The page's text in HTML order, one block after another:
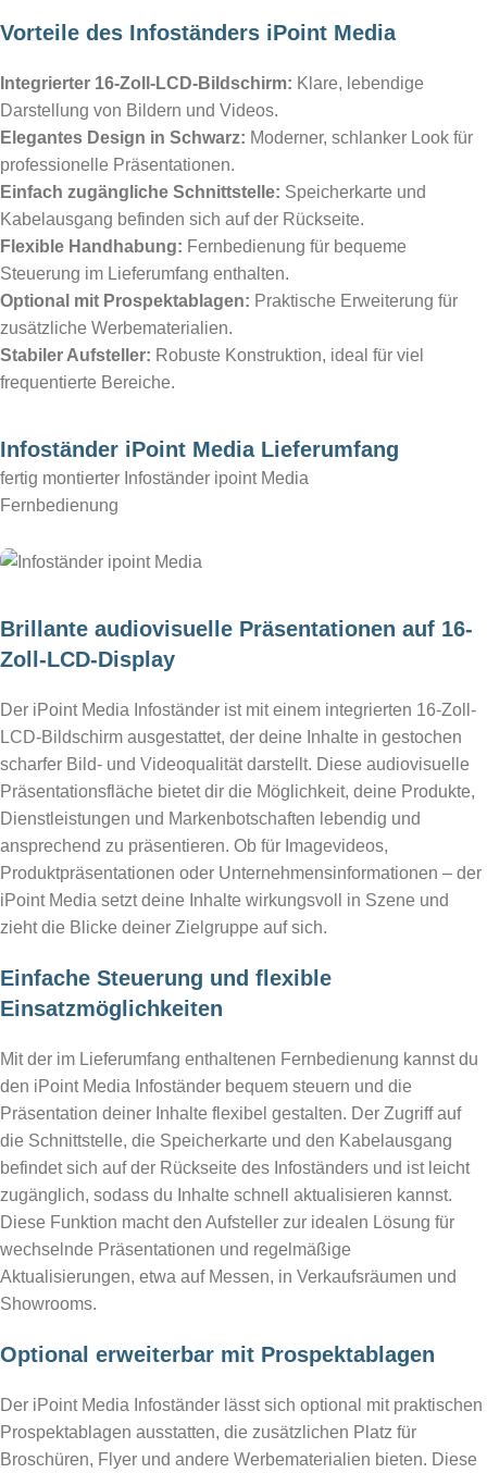
Vorteile des Infoständers iPoint Media
Integrierter 16-Zoll-LCD-Bildschirm: Klare, lebendige
Darstellung von Bildern und Videos.
Elegantes Design in Schwarz: Moderner, schlanker Look für
professionelle Präsentationen.
Einfach zugängliche Schnittstelle: Speicherkarte und
Kabelausgang befinden sich auf der Rückseite.
Flexible Handhabung: Fernbedienung für bequeme
Steuerung im Lieferumfang enthalten.
Optional mit Prospektablagen: Praktische Erweiterung für
zusätzliche Werbematerialien.
Stabiler Aufsteller: Robuste Konstruktion, ideal für viel
frequentierte Bereiche.
Infoständer iPoint Media Lieferumfang
fertig montierter Infoständer ipoint Media
Fernbedienung
Brillante audiovisuelle Präsentationen auf 16-
Zoll-LCD-Display
Der iPoint Media Infoständer ist mit einem integrierten 16-Zoll-
LCD-Bildschirm ausgestattet, der deine Inhalte in gestochen
scharfer Bild- und Videoqualität darstellt. Diese audiovisuelle
Präsentationsfläche bietet dir die Möglichkeit, deine Produkte,
Dienstleistungen und Markenbotschaften lebendig und
ansprechend zu präsentieren. Ob für Imagevideos,
Produktpräsentationen oder Unternehmensinformationen – der
iPoint Media setzt deine Inhalte wirkungsvoll in Szene und
zieht die Blicke deiner Zielgruppe auf sich.
Einfache Steuerung und flexible
Einsatzmöglichkeiten
Mit der im Lieferumfang enthaltenen Fernbedienung kannst du
den iPoint Media Infoständer bequem steuern und die
Präsentation deiner Inhalte flexibel gestalten. Der Zugriff auf
die Schnittstelle, die Speicherkarte und den Kabelausgang
befindet sich auf der Rückseite des Infoständers und ist leicht
zugänglich, sodass du Inhalte schnell aktualisieren kannst.
Diese Funktion macht den Aufsteller zur idealen Lösung für
wechselnde Präsentationen und regelmäßige
Aktualisierungen, etwa auf Messen, in Verkaufsräumen und
Showrooms.
Optional erweiterbar mit Prospektablagen
Der iPoint Media Infoständer lässt sich optional mit praktischen
Prospektablagen ausstatten, die zusätzlichen Platz für
Broschüren, Flyer und andere Werbematerialien bieten. Diese